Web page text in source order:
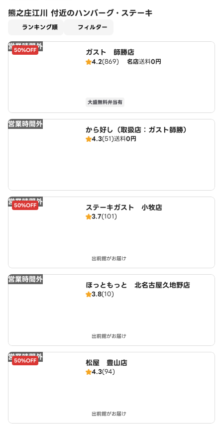
熊之庄江川 付近のハンバーグ・ステーキ
ランキング順 フィルター
営業時間外
50%OFF ガスト 師勝店
4.2(869) 名店送料0円
大盛無料弁当有
営業時間外
から好し（取扱店：ガスト師勝）
4.3(51)送料0円
営業時間外
50%OFF ステーキガスト 小牧店
3.7(101)
出前館がお届け
営業時間外
ほっともっと 北名古屋久地野店
3.8(10)
出前館がお届け
営業時間外
50%OFF 松屋 豊山店
4.3(94)
出前館がお届け